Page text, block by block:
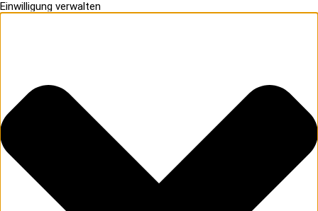
Einwilligung verwalten